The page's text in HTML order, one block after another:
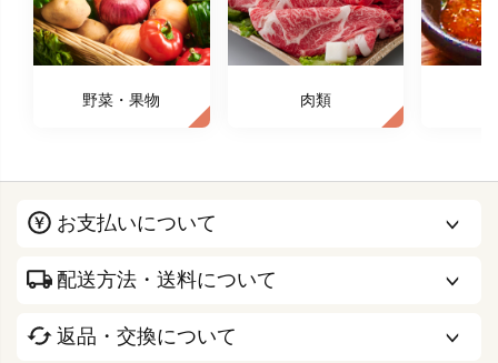
野菜・果物 肉類
お支払いについて
配送方法・送料について
返品・交換について